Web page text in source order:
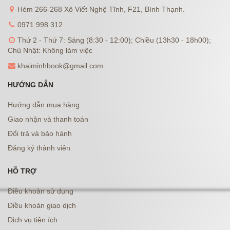
Hẻm 266-268 Xô Viết Nghệ Tĩnh, F21, Bình Thạnh.
0971 998 312
Thứ 2 - Thứ 7: Sáng (8:30 - 12:00); Chiều (13h30 - 18h00);
Chủ Nhật: Không làm việc
khaiminhbook@gmail.com
HƯỚNG DẪN
Hướng dẫn mua hàng
Giao nhận và thanh toán
Đổi trả và bảo hành
Đăng ký thành viên
HỖ TRỢ
Điều khoản sử dụng
Điều khoản giao dịch
Dịch vụ tiện ích